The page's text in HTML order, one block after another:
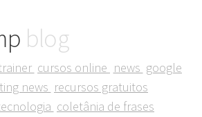
blog
cursos online news google
news recursos gratuitos
coletânia de frases